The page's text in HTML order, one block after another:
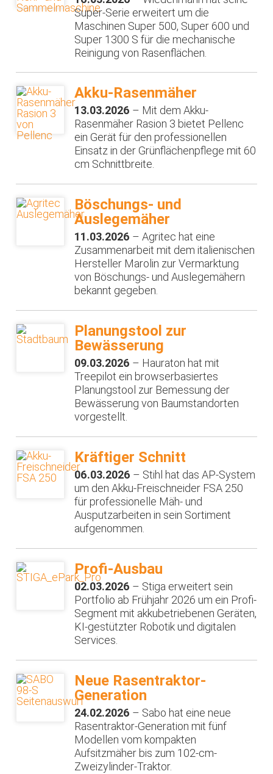
Super-Serie erweitert um die
Maschinen Super 500, Super 600 und
Super 1300 S für die mechanische
Reinigung von Rasenflächen.
Akku-Rasenmäher
13.03.2026 – Mit dem Akku-
Rasenmäher Rasion 3 bietet Pellenc
ein Gerät für den professionellen
Einsatz in der Grünflächenpflege mit 60
cm Schnittbreite.
Böschungs- und
Auslegemäher
11.03.2026 – Agritec hat eine
Zusammenarbeit mit dem italienischen
Hersteller Marolin zur Vermarktung
von Böschungs- und Auslegemähern
bekannt gegeben.
Planungstool zur
Bewässerung
09.03.2026 – Hauraton hat mit
Treepilot ein browserbasiertes
Planungstool zur Bemessung der
Bewässerung von Baumstandorten
vorgestellt.
Kräftiger Schnitt
06.03.2026 – Stihl hat das AP-System
um den Akku-Freischneider FSA 250
für professionelle Mäh- und
Ausputzarbeiten in sein Sortiment
aufgenommen.
Profi-Ausbau
02.03.2026 – Stiga erweitert sein
Portfolio ab Frühjahr 2026 um ein Profi-
Segment mit akkubetriebenen Geräten,
KI-gestützter Robotik und digitalen
Services.
Neue Rasentraktor-
Generation
24.02.2026 – Sabo hat eine neue
Rasentraktor-Generation mit fünf
Modellen vom kompakten
Aufsitzmäher bis zum 102-cm-
Zweizylinder-Traktor.